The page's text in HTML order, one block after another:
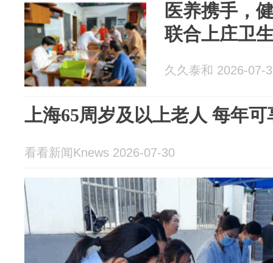
医养携手，
联合上庄卫
久久泰和 2026-07-
上海65周岁及以上老人 每年
看看新闻Knews 2026-07-30